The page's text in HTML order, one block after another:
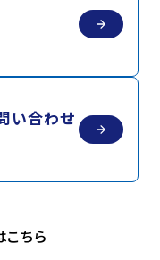
い合わせ
ちら